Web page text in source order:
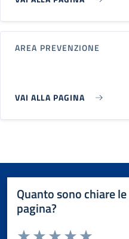
AREA PREVENZIONE
VAI ALLA PAGINA
Quanto sono chiare
pagina?
Valuta da 1 a 5 stelle la pagina